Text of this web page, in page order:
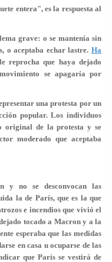
entera", es la respuesta al
grave: o se mantenía sin
o aceptaba echar lastre. Ha
reprocha que haya dejado
se apagaría por
una protesta por un
popular. Los individuos
original de la protesta y se
moderado que aceptaba
y no se desconvocan las
la de París, que es la que
e incendios que vivió el
tocado a Macron y a la
esperaba que las medidas
en casa u ocuparse de las
que París se vestirá de